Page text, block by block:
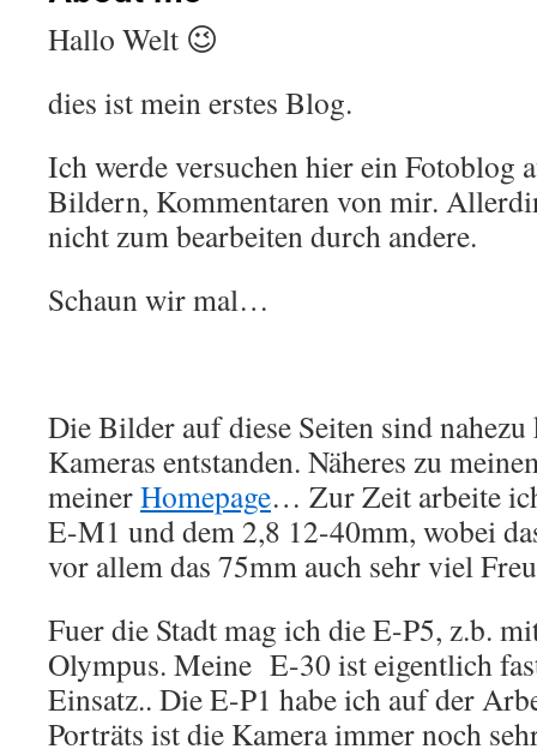
Hallo Welt 😉
dies ist mein erstes Blog.
Ich werde versuchen hier ein Fotoblog
Bildern, Kommentaren von mir.
nicht zum bearbeiten durch andere.
Schaun wir mal…
Die Bilder auf diese Seiten sind
Kameras entstanden. Näheres zu
meinerHomepage… Zur Zeit arbeite
E-M1 und dem 2,8 12-40mm, wobei
vor allem das 75mm auch sehr viel
Fuer die Stadt mag ich die E-P5, z.b.
Olympus. Meine E-30 ist eigentlich
Einsatz.. Die E-P1 habe ich auf der
Porträts ist die Kamera immer noch